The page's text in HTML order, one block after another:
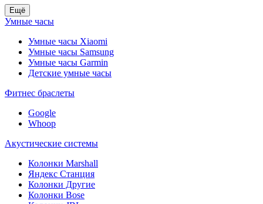
Ещё
Умные часы
Умные часы Xiaomi
Умные часы Samsung
Умные часы Garmin
Детские умные часы
Фитнес браслеты
Google
Whoop
Акустические системы
Колонки Marshall
Яндекс Станция
Колонки Другие
Колонки Bose